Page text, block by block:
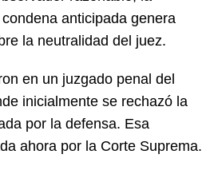
anticipada genera
la neutralidad del juez.
en un juzgado penal del
inicialmente se rechazó la
por la defensa. Esa
ahora por la Corte Suprema.